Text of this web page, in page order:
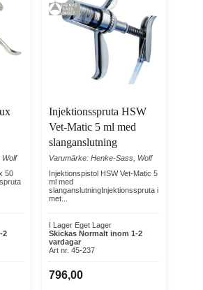
Wolf
50
2
Injektionsspruta HSW
Vet-Matic 5 ml med
slanganslutning
Varumärke: Henke-Sass, Wolf
Injektionspistol HSW Vet-Matic 5
ml med
slanganslutningInjektionsspruta i
met...
I Lager Eget Lager
Skickas Normalt inom 1-2
vardagar
Art nr. 45-237
796,00